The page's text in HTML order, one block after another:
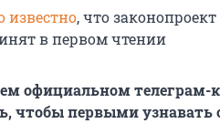
известно, что
в первом чтении
официальном телеграм-
чтобы первыми узнавать